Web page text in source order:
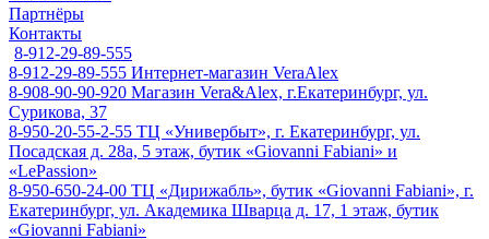
Партнёры
Контакты
8-912-29-89-555
8-912-29-89-555 Интернет-магазин VeraAlex
8-908-90-90-920 Магазин Vera&Alex, г.Екатеринбург, ул.
Сурикова, 37
8-950-20-55-2-55 ТЦ «Универбыт», г. Екатеринбург, ул.
Посадская д. 28а, 5 этаж, бутик «Giovanni Fabiani» и
«LePassion»
8-950-650-24-00 ТЦ «Дирижабль», бутик «Giovanni Fabiani», г.
Екатеринбург, ул. Академика Шварца д. 17, 1 этаж, бутик
«Giovanni Fabiani»